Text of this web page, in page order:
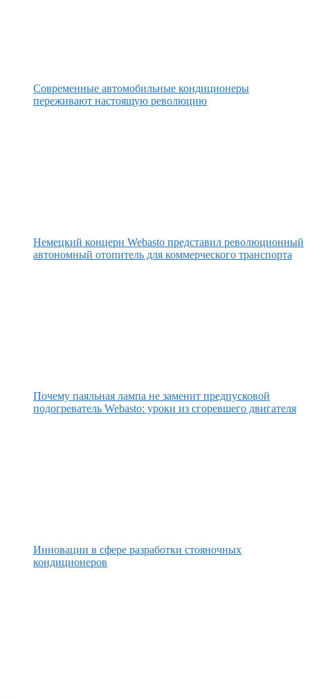
Современные автомобильные кондиционеры
переживают настоящую революцию
Немецкий концерн Webasto представил революционный
автономный отопитель для коммерческого транспорта
Почему паяльная лампа не заменит предпусковой
подогреватель Webasto: уроки из сгоревшего двигателя
Инновации в сфере разработки стояночных
кондиционеров